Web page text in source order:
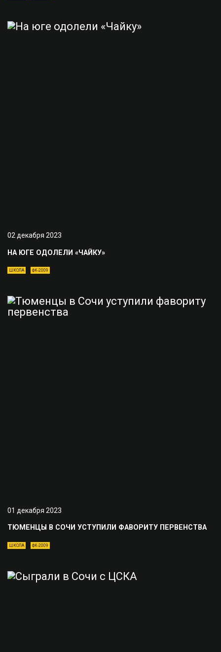
02 декабря 2023
НА ЮГЕ ОДОЛЕЛИ «ЧАЙКУ»
ШКОЛА ФК-2009
01 декабря 2023
ТЮМЕНЦЫ В СОЧИ УСТУПИЛИ ФАВОРИТУ ПЕРВЕНСТВА
ШКОЛА ФК-2009